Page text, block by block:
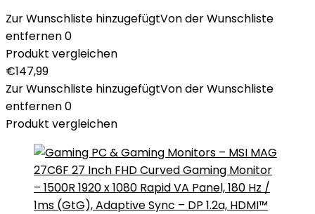
Zur Wunschliste hinzugefügtVon der Wunschliste
entfernen0
Produkt vergleichen
€147,99
Zur Wunschliste hinzugefügtVon der Wunschliste
entfernen0
Produkt vergleichen